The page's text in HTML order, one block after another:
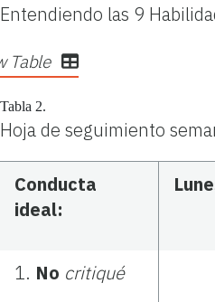
Entendiendo las 9
Table
Tabla 2.
Hoja de seguimiento
Conducta
ideal:
1. No critiqué